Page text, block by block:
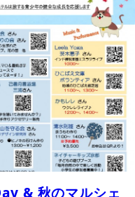
& 秋のマルシェ